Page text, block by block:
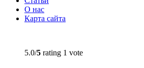
О нас
Карта сайта
5.0/5 rating 1 vote